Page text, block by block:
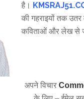
है।
की गहराइयों तक
कविताओं और लेख से
अपने विचार